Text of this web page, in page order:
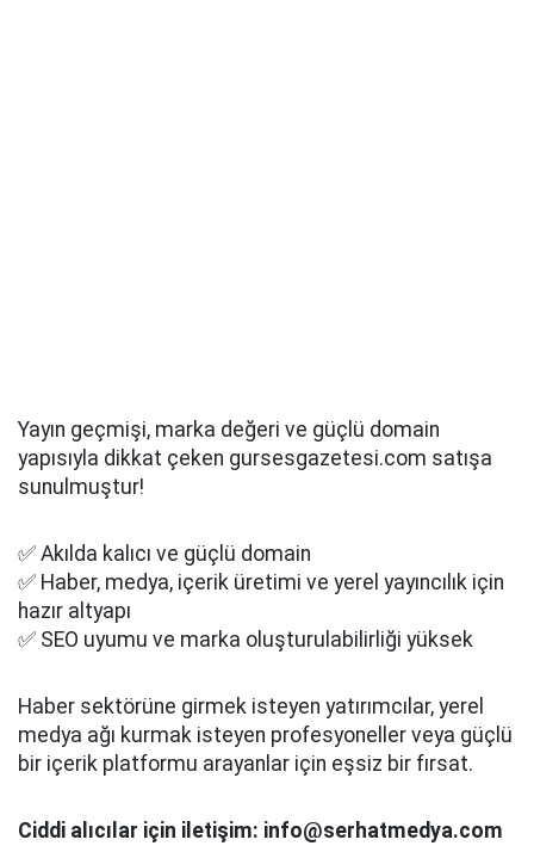
Yayın geçmişi, marka değeri ve güçlü domain
yapısıyla dikkat çeken gursesgazetesi.com satışa
sunulmuştur!
✅ Akılda kalıcı ve güçlü domain
✅ Haber, medya, içerik üretimi ve yerel yayıncılık için
hazır altyapı
✅ SEO uyumu ve marka oluşturulabilirliği yüksek
Haber sektörüne girmek isteyen yatırımcılar, yerel
medya ağı kurmak isteyen profesyoneller veya güçlü
bir içerik platformu arayanlar için eşsiz bir fırsat.
Ciddi alıcılar için iletişim: info@serhatmedya.com